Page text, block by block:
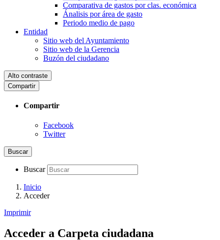
Comparativa de gastos por clas. económica
Ánalisis por área de gasto
Periodo medio de pago
Entidad
Sitio web del Ayuntamiento
Sitio web de la Gerencia
Buzón del ciudadano
Alto contraste
Compartir
Compartir
Facebook
Twitter
Buscar
Buscar
Inicio
Acceder
Imprimir
Acceder a Carpeta ciudadana